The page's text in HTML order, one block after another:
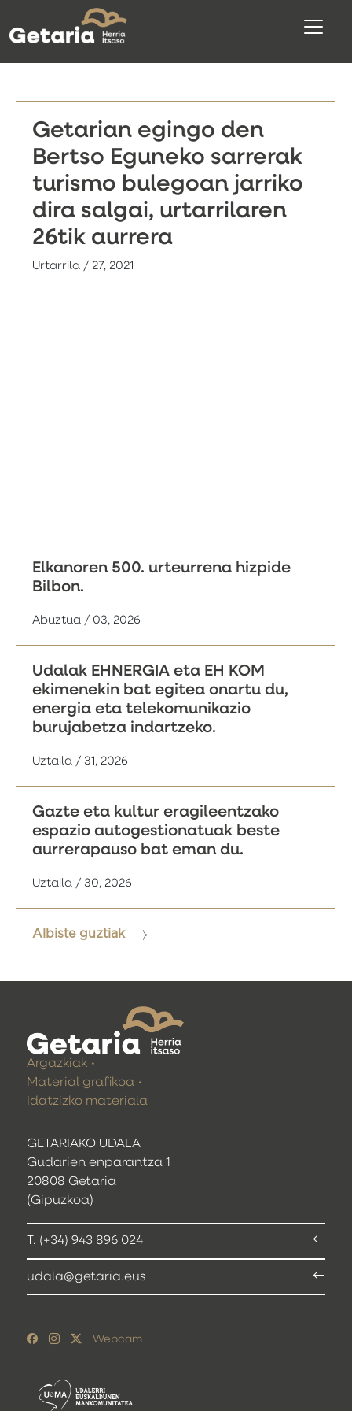
Getarian egingo den
Bertso Eguneko sarrerak
turismo bulegoan jarriko
dira salgai, urtarrilaren
26tik aurrera
Urtarrila / 27, 2021
Elkanoren 500. urteurrena hizpide
Bilbon.
Abuztua / 03, 2026
Udalak EHNERGIA eta EH KOM
ekimenekin bat egitea onartu du,
energia eta telekomunikazio
burujabetza indartzeko.
Uztaila / 31, 2026
Gazte eta kultur eragileentzako
espazio autogestionatuak beste
aurrerapauso bat eman du.
Uztaila / 30, 2026
Albiste guztiak
GETARIAKO UDALA
Gudarien enparantza 1
20808 Getaria
(Gipuzkoa)
T. (+34) 943 896 024
udala@getaria.eus
Argazkiak
Material grafikoa
Idatzizko materiala
Webcam